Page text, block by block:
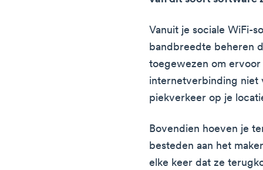
Vanuit je sociale WiFi-
bandbreedte beheren
toegewezen om
internetverbinding niet
piekverkeer op je
Bovendien hoeven je
besteden aan het
elke keer dat ze